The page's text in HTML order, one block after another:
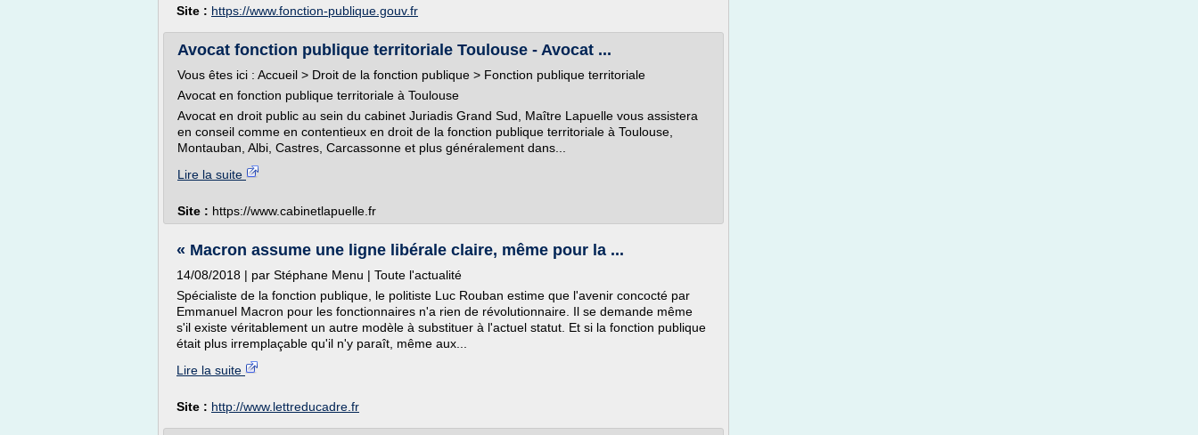
Site : https://www.fonction-publique.gouv.fr
Avocat fonction publique territoriale Toulouse - Avocat ...
Vous êtes ici : Accueil > Droit de la fonction publique > Fonction publique territoriale
Avocat en fonction publique territoriale à Toulouse
Avocat en droit public au sein du cabinet Juriadis Grand Sud, Maître Lapuelle vous assistera
en conseil comme en contentieux en droit de la fonction publique territoriale à Toulouse,
Montauban, Albi, Castres, Carcassonne et plus généralement dans...
Lire la suite
Site : https://www.cabinetlapuelle.fr
« Macron assume une ligne libérale claire, même pour la ...
14/08/2018 | par Stéphane Menu | Toute l'actualité
Spécialiste de la fonction publique, le politiste Luc Rouban estime que l'avenir concocté par
Emmanuel Macron pour les fonctionnaires n'a rien de révolutionnaire. Il se demande même
s'il existe véritablement un autre modèle à substituer à l'actuel statut. Et si la fonction publique
était plus irremplaçable qu'il n'y paraît, même aux...
Lire la suite
Site : http://www.lettreducadre.fr